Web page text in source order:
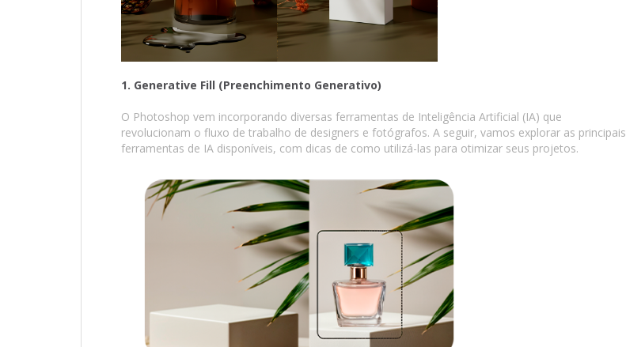
1. Generative Fill (Preenchimento Generativo)
O Photoshop vem incorporando diversas ferramentas de Inteligência Artificial (IA) que
revolucionam o fluxo de trabalho de designers e fotógrafos. A seguir, vamos explorar as principais
ferramentas de IA disponíveis, com dicas de como utilizá-las para otimizar seus projetos.